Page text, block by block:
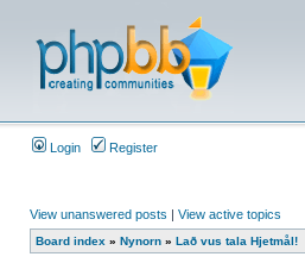
Login Register
View unanswered posts | View active topics
Board index » Nynorn » Lað vus tala Hjetmål!